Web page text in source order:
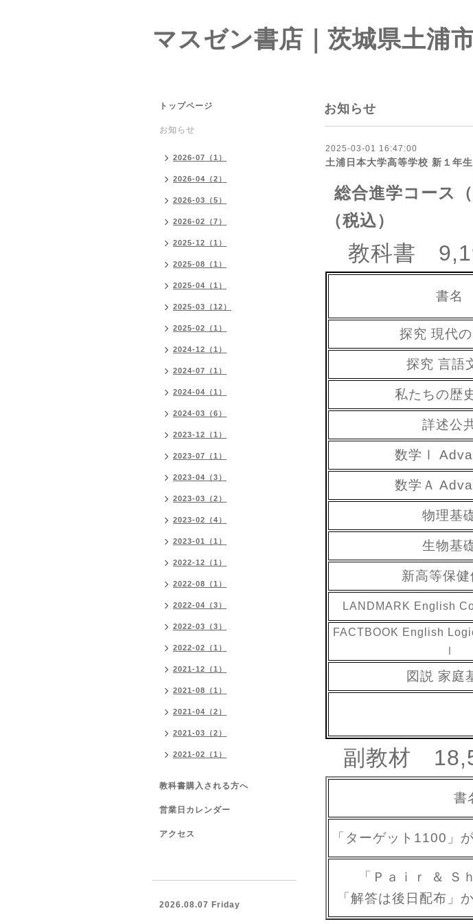
マスゼン書店｜茨城県土浦
お知らせ
2025-03-01 16:47:00
土浦日本大学高等学校 新１年
総合進学コース
（税込）
教科書
書名
探究 現代
探究 言語
私たちの歴
詳述公
数学Ⅰ
数学Ａ
物理基
生物基
新高等保健
LANDMARK English
FACTBOOK English
Ⅰ
図説 家庭
副教材
書
「ターゲット1100」
「Ｐａｉｒ ＆ Ｓ
「解答は後日配布」
トップページ
お知らせ
2026-07（1）
2026-04（2）
2026-03（5）
2026-02（7）
2025-12（1）
2025-08（1）
2025-04（1）
2025-03（12）
2025-02（1）
2024-12（1）
2024-07（1）
2024-04（1）
2024-03（6）
2023-12（1）
2023-07（1）
2023-04（3）
2023-03（2）
2023-02（4）
2023-01（1）
2022-12（1）
2022-08（1）
2022-04（3）
2022-03（3）
2022-02（1）
2021-12（1）
2021-08（1）
2021-04（2）
2021-03（2）
2021-02（1）
教科書購入される方へ
営業日カレンダー
アクセス
2026.08.07 Friday